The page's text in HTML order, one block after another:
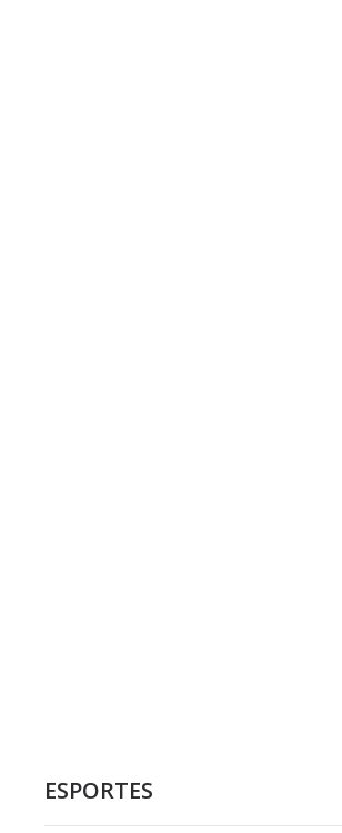
ESPORTES